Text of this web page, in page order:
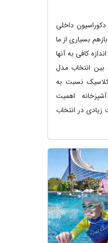
داخلی
بسیاری از ما
کافی به آنها
بین انتخاب مدل
نسبت به
اهمیت
زیادی در انتخاب